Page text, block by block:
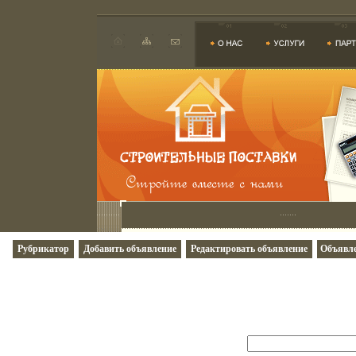
Рубрикатор Добавить объявление Редактировать объявление